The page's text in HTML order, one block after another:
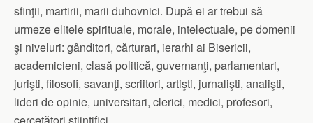
sfinţii, martirii, marii duhovnici. După ei ar trebui să
urmeze elitele spirituale, morale, intelectuale, pe domenii
şi niveluri: gânditori, cărturari, ierarhi ai Bisericii,
academicieni, clasă politică, guvernanţi, parlamentari,
jurişti, filosofi, savanţi, scriitori, artişti, jurnalişti, analişti,
lideri de opinie, universitari, clerici, medici, profesori,
cercetători ştiinţifici…